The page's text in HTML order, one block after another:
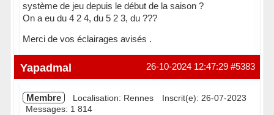
système de jeu depuis le début de la saison ?
On a eu du 4 2 4, du 5 2 3, du ???
Merci de vos éclairages avisés .
Hors ligne #5383
26-10-2024 12:47:29
Yapadmal
Membre Localisation: Rennes
Inscrit(e): 26-07-2023
Messages: 1 814